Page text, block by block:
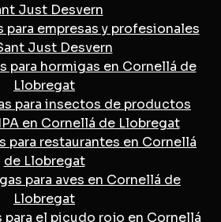
Just Desvern
empresas y profesionales
Just Desvern
para hormigas en Cornellá de
Llobregat
para insectos de productos
en Cornellá de Llobregat
para restaurantes en Cornellá
de Llobregat
para aves en Cornellá de
Llobregat
el picudo rojo en Cornellá